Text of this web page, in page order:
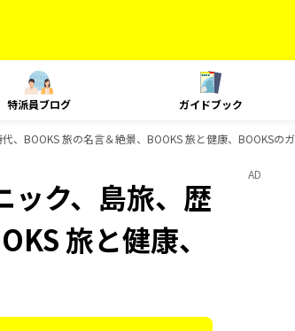
特派員ブログ ガイドブック
BOOKS 旅の名言＆絶景、BOOKS 旅と健康、BOOKSの
ク、島旅、歴
旅と健康、
AD